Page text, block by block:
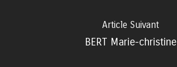
Article Suivant
BERT Marie-christine